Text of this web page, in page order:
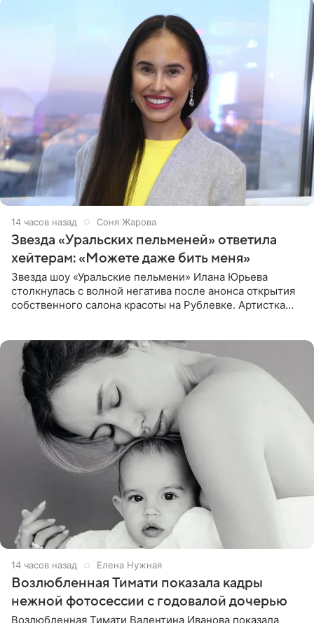
14 часов назад Соня Жарова
Звезда «Уральских пельменей» ответила
хейтерам: «Можете даже бить меня»
Звезда шоу «Уральские пельмени» Илана Юрьева
столкнулась с волной негатива после анонса открытия
собственного салона красоты на Рублевке. Артистка
14 часов назад Елена Нужная
Возлюбленная Тимати показала кадры
нежной фотосессии с годовалой дочерью
Возлюбленная Тимати Валентина Иванова показала